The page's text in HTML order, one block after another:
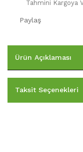
Tahmini Kargoya
Paylaş
Ürün Açıklaması
Taksit Seçenekleri